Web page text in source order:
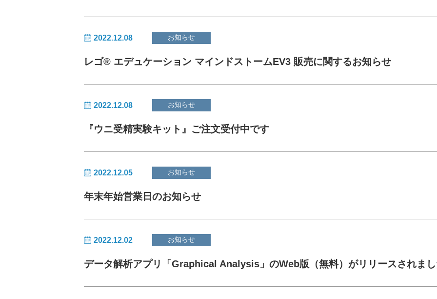
2022.12.08 お知らせ
レゴ® エデュケーション マインドストームEV3 販売に関するお知らせ
2022.12.08 お知らせ
『ウニ受精実験キット』ご注文受付中です
2022.12.05 お知らせ
年末年始営業日のお知らせ
2022.12.02 お知らせ
データ解析アプリ「Graphical Analysis」のWeb版（無料）がリリースされま